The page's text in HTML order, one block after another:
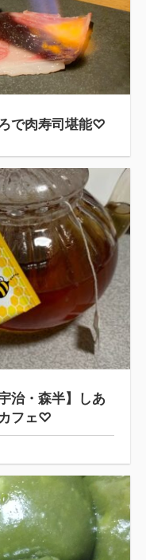
で肉寿司堪能♡
治・森半】しあ
フェ♡